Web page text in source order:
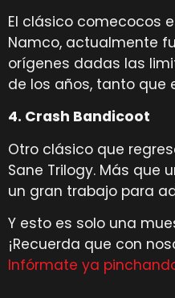
El clásico comecocos
Namco, actualmente
orígenes dadas las
de los años, tanto que
4. Crash Bandicoot
Otro clásico que
Sane Trilogy. Más que
un gran trabajo para
Y esto es solo una
¡Recuerda que con
Infórmate ya